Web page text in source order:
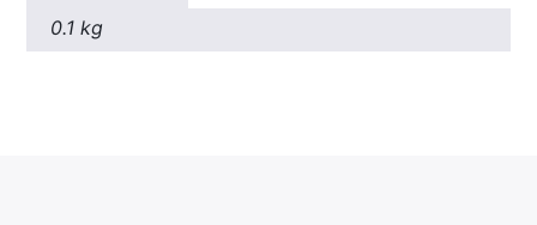
0.1 kg
: